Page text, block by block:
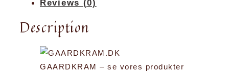
Reviews (0)
Description
GAARDKRAM – se vores produkter